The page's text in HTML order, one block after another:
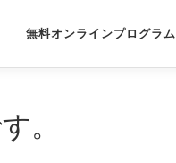
無料オンラインプログラム
。